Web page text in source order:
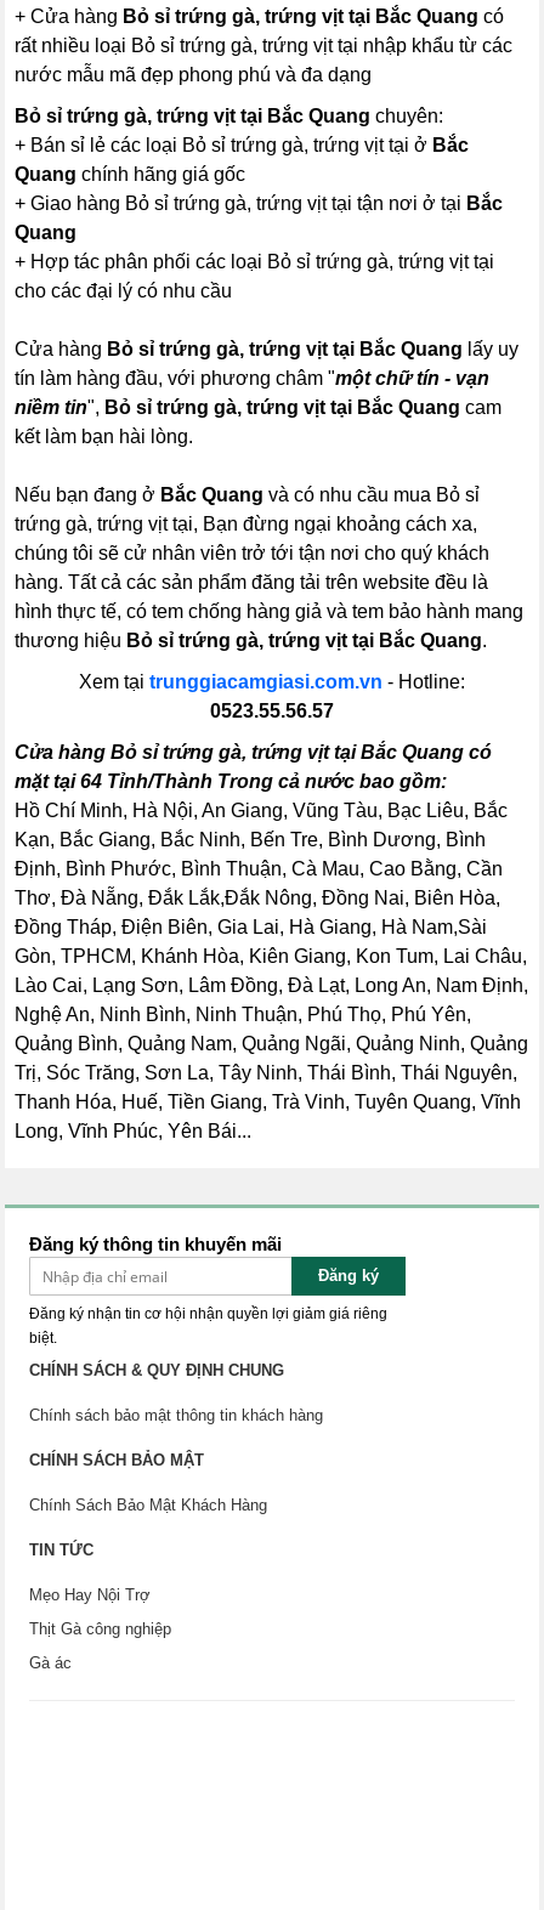
+ Cửa hàng Bỏ sỉ trứng gà, trứng vịt tại Bắc Quang có
rất nhiều loại Bỏ sỉ trứng gà, trứng vịt tại nhập khẩu từ các
nước mẫu mã đẹp phong phú và đa dạng
Bỏ sỉ trứng gà, trứng vịt tại Bắc Quangchuyên:
+ Bán sỉ lẻ các loại Bỏ sỉ trứng gà, trứng vịt tại ở Bắc
Quang chính hãng giá gốc
+ Giao hàng Bỏ sỉ trứng gà, trứng vịt tại tận nơi ở tại Bắc
Quang
+ Hợp tác phân phối các loại Bỏ sỉ trứng gà, trứng vịt tại
cho các đại lý có nhu cầu
Cửa hàng Bỏ sỉ trứng gà, trứng vịt tại Bắc Quang lấy uy
tín làm hàng đầu, với phương châm "một chữ tín - vạn
niềm tin", Bỏ sỉ trứng gà, trứng vịt tại Bắc Quang cam
kết làm bạn hài lòng.
Nếu bạn đang ở Bắc Quang và có nhu cầu mua Bỏ sỉ
trứng gà, trứng vịt tại, Bạn đừng ngại khoảng cách xa,
chúng tôi sẽ cử nhân viên trở tới tận nơi cho quý khách
hàng. Tất cả các sản phẩm đăng tải trên website đều là
hình thực tế, có tem chống hàng giả và tem bảo hành mang
thương hiệu Bỏ sỉ trứng gà, trứng vịt tại Bắc Quang.
Xem tại trunggiacamgiasi.com.vn - Hotline:
0523.55.56.57
Cửa hàng Bỏ sỉ trứng gà, trứng vịt tại Bắc Quang có
mặt tại 64 Tỉnh/Thành Trong cả nước bao gồm:
Hồ Chí Minh, Hà Nội, An Giang, Vũng Tàu, Bạc Liêu, Bắc
Kạn, Bắc Giang, Bắc Ninh, Bến Tre, Bình Dương, Bình
Định, Bình Phước, Bình Thuận, Cà Mau, Cao Bằng, Cần
Thơ, Đà Nẵng, Đắk Lắk,Đắk Nông, Đồng Nai, Biên Hòa,
Đồng Tháp, Điện Biên, Gia Lai, Hà Giang, Hà Nam,Sài
Gòn, TPHCM, Khánh Hòa, Kiên Giang, Kon Tum, Lai Châu,
Lào Cai, Lạng Sơn, Lâm Đồng, Đà Lạt, Long An, Nam Định,
Nghệ An, Ninh Bình, Ninh Thuận, Phú Thọ, Phú Yên,
Quảng Bình, Quảng Nam, Quảng Ngãi, Quảng Ninh, Quảng
Trị, Sóc Trăng, Sơn La, Tây Ninh, Thái Bình, Thái Nguyên,
Thanh Hóa, Huế, Tiền Giang, Trà Vinh, Tuyên Quang, Vĩnh
Long, Vĩnh Phúc, Yên Bái...
Đăng ký thông tin khuyến mãi
Đăng ký
Đăng ký nhận tin cơ hội nhận quyền lợi giảm giá riêng
biệt.
CHÍNH SÁCH & QUY ĐỊNH CHUNG
Chính sách bảo mật thông tin khách hàng
CHÍNH SÁCH BẢO MẬT
Chính Sách Bảo Mật Khách Hàng
TIN TỨC
Mẹo Hay Nội Trợ
Thịt Gà công nghiệp
Gà ác